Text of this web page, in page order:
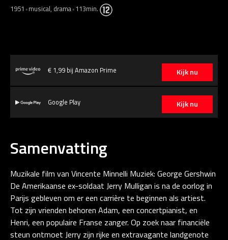
1951 musical, drama 113min.
Kijk nu
€ 1,99 bij Amazon Prime
Kijk nu
Google Play
Samenvatting
Muzikale film van Vincente Minnelli Muziek: George Gershwin
De Amerikaanse ex-soldaat Jerry Mulligan is na de oorlog in
Parijs gebleven om er een carrière te beginnen als artiest.
Tot zijn vrienden behoren Adam, een concertpianist, en
Henri, een populaire Franse zanger. Op zoek naar financiële
steun ontmoet Jerry zijn rijke en extravagante landgenote